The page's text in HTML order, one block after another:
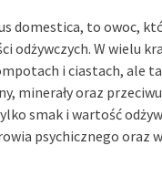
domestica, to owoc,
odżywczych. W wielu
i ciastach, ale
minerały oraz
smak i wartość
psychicznego oraz